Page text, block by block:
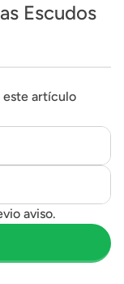
Escudos
este artículo